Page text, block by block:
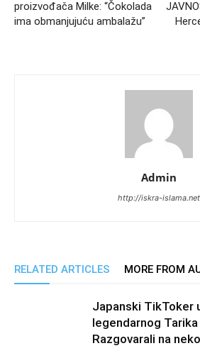
proizvođača Milke: “Čokolada
ima obmanjujuću ambalažu”
Admin
http://iskra-islama.net
RELATED ARTICLES MORE FROM
Japanski TikToker
legendarnog
Razgovarali na